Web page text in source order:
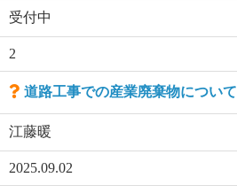
受付中
2
道路工事での産業廃棄物について
江藤暖
2025.09.02